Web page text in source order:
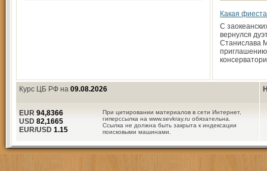
Какая
С
вернулся
Станислава
Курс ЦБ РФ на 09.08.2026
При цитировании материалов в сети Интернет,
гиперссылка на www.sevkray.ru обязательна.
Ссылка не должна быть закрыта к индексации
поисковыми машинами.
EUR 94,8366
USD 82,1665
EUR/USD 1.15